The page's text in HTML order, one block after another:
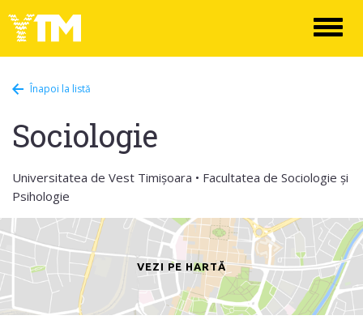
Înapoi la listă
Sociologie
Universitatea de Vest Timișoara • Facultatea de Sociologie și
Psihologie
VEZI PE HARTĂ